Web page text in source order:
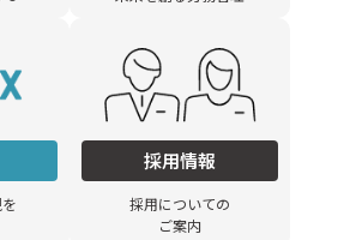
採用情報
採用についての
ご案内
US